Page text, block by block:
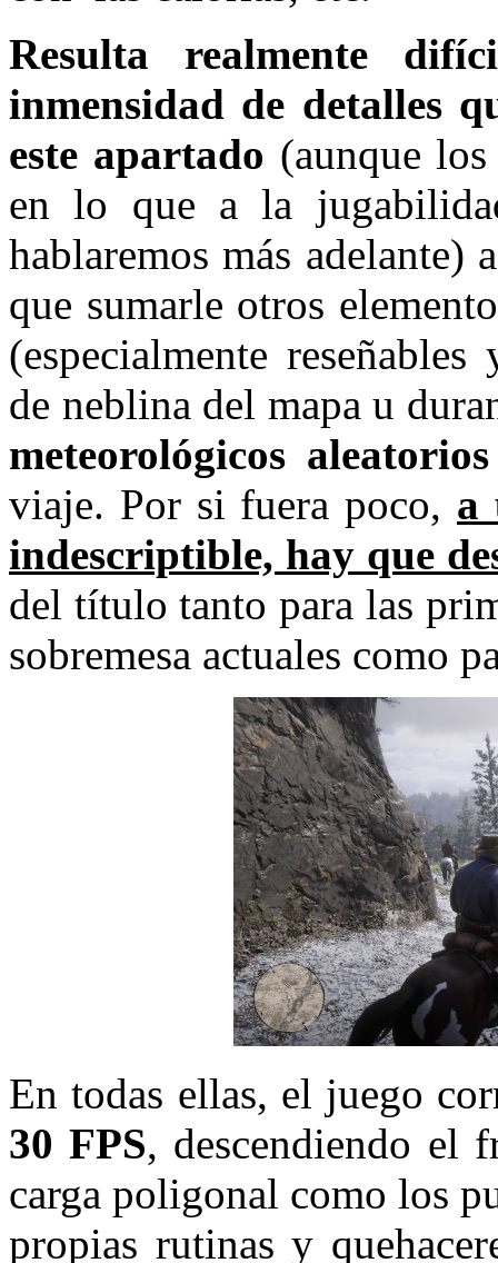
Resulta realmente
inmensidad de detalles
este apartado (aunque
en lo que a la
hablaremos más
que sumarle otros
(especialmente
de neblina del mapa u
meteorológicos aleatorios
viaje. Por si fuera poco, a
indescriptible, hay que
del título tanto para las
sobremesa actuales como
En todas ellas, el juego
30 FPS, descendiendo el
carga poligonal como los
propias rutinas y